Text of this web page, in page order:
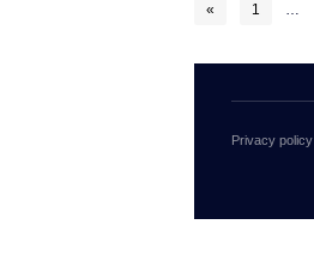
« 1 …
Privacy policy